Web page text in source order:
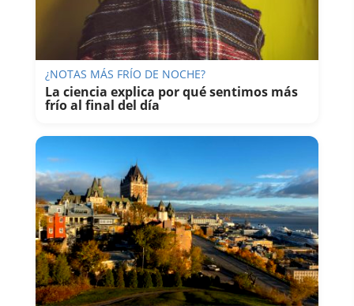
¿NOTAS MÁS FRÍO DE NOCHE?
La ciencia explica por qué sentimos más
frío al final del día